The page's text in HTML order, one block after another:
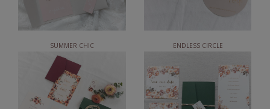
SUMMER CHIC ENDLESS CIRCLE